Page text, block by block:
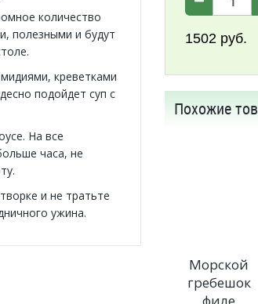
количество
полезными и будут
креветками
подойдет суп с
На все
часа, не
и не тратьте
ужина.
1502 руб.
Похожие
Морской
гребешок